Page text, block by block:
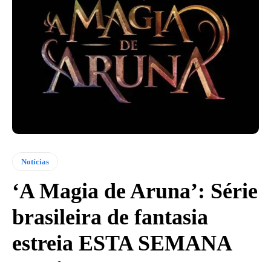
Notícias
‘A Magia de Aruna’: Série
brasileira de fantasia
estreia ESTA SEMANA